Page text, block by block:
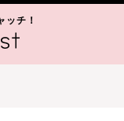
ッチ！